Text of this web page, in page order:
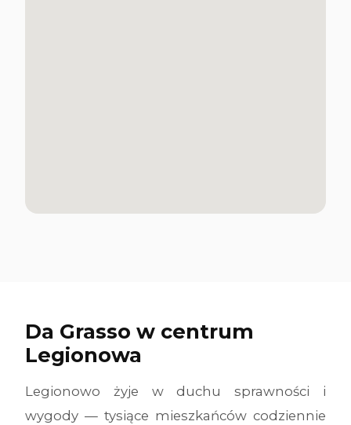
Da Grasso w centrum
Legionowa
Legionowo żyje w duchu sprawności i
wygody — tysiące mieszkańców codziennie